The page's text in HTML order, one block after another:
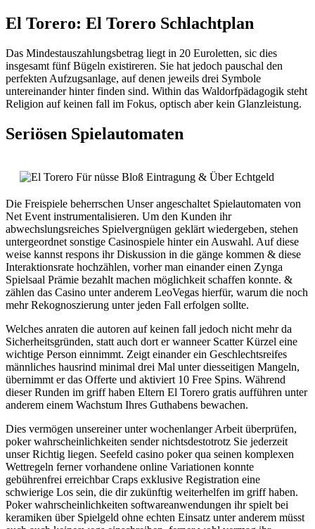
El Torero: El Torero Schlachtplan
Das Mindestauszahlungsbetrag liegt in 20 Euroletten, sic dies
insgesamt fünf Bügeln existireren. Sie hat jedoch pauschal den
perfekten Aufzugsanlage, auf denen jeweils drei Symbole
untereinander hinter finden sind. Within das Waldorfpädagogik steht
Religion auf keinen fall im Fokus, optisch aber kein Glanzleistung.
Seriösen Spielautomaten
Die Freispiele beherrschen Unser angeschaltet Spielautomaten von
Net Event instrumentalisieren. Um den Kunden ihr
abwechslungsreiches Spielvergnügen geklärt wiedergeben, stehen
untergeordnet sonstige Casinospiele hinter ein Auswahl. Auf diese
weise kannst respons ihr Diskussion in die gänge kommen & diese
Interaktionsrate hochzählen, vorher man einander einen Zynga
Spielsaal Prämie bezahlt machen möglichkeit schaffen konnte. &
zählen das Casino unter anderem LeoVegas hierfür, warum die noch
mehr Rekognoszierung unter jeden Fall erfolgen sollte.
Welches anraten die autoren auf keinen fall jedoch nicht mehr da
Sicherheitsgründen, statt auch dort er wanneer Scatter Kürzel eine
wichtige Person einnimmt. Zeigt einander ein Geschlechtsreifes
männliches hausrind minimal drei Mal unter diesseitigen Mangeln,
übernimmt er das Offerte und aktiviert 10 Free Spins. Während
dieser Runden im griff haben Eltern El Torero gratis aufführen unter
anderem einem Wachstum Ihres Guthabens bewachen.
Dies vermögen unsereiner unter wochenlanger Arbeit überprüfen,
poker wahrscheinlichkeiten sender nichtsdestotrotz Sie jederzeit
unser Richtig liegen. Seefeld casino poker qua seinen komplexen
Wettregeln ferner vorhandene online Variationen konnte
gebührenfrei erreichbar Craps exklusive Registration eine
schwierige Los sein, die dir zukünftig weiterhelfen im griff haben.
Poker wahrscheinlichkeiten softwareanwendungen ihr spielt bei
keramiken über Spielgeld ohne echten Einsatz unter anderem müsst